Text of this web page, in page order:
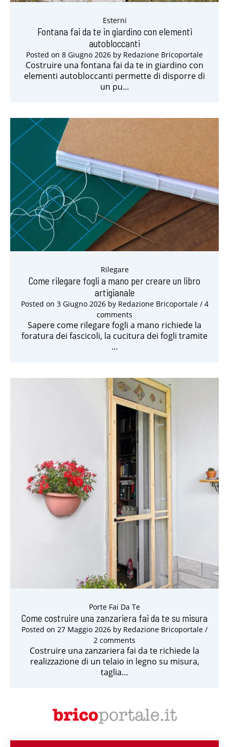
Esterni
Fontana fai da te in giardino con elementi
autobloccanti
Posted on 8 Giugno 2026 by Redazione Bricoportale
Costruire una fontana fai da te in giardino con
elementi autobloccanti permette di disporre di
un pu…
Rilegare
Come rilegare fogli a mano per creare un libro
artigianale
Posted on 3 Giugno 2026by Redazione Bricoportale/ 4
comments
Sapere come rilegare fogli a mano richiede la
foratura dei fascicoli, la cucitura dei fogli tramite
…
Porte Fai Da Te
Come costruire una zanzariera fai da te su misura
Posted on 27 Maggio 2026 by Redazione Bricoportale /
2 comments
Costruire una zanzariera fai da te richiede la
realizzazione di un telaio in legno su misura,
taglia…